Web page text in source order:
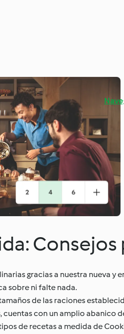
gracias a nuestra nueva
sobre ni falte nada.
de las raciones
cuentas con un amplio abanico
de recetas a medida de